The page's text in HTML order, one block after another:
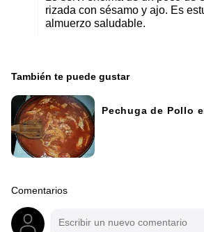
rizada con sésamo y ajo. Es
almuerzo saludable.
También te puede gustar
Pechuga de Pollo
Comentarios